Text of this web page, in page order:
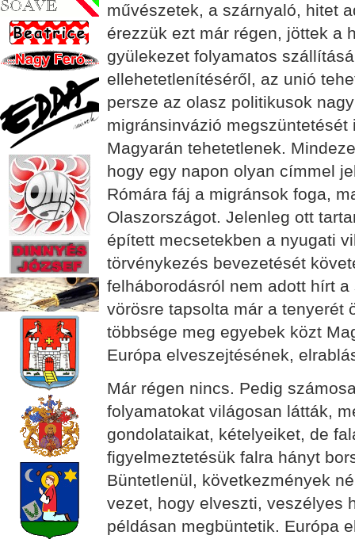
művészetek, a szárnyaló, hitet
érezzük ezt már régen, jöttek a
gyülekezet folyamatos
ellehetetlenítéséről, az unió
persze az olasz politikusok
migránsinvázió
Magyarán tehetetlenek.
hogy egy napon olyan címmel
Rómára fáj a migránsok foga,
Olaszországot. Jelenleg ott
épített mecsetekben a nyugati
törvénykezés bevezetését
felháborodásról nem adott hírt
vörösre tapsolta már a tenyerét
többsége meg egyebek közt
Európa elveszejtésének,
Már régen nincs. Pedig
folyamatokat világosan látták,
gondolataikat, kételyeiket, de
figyelmeztetésük falra hányt
Büntetlenül, következmények
vezet, hogy elveszti, veszélyes
példásan megbüntetik. Európa